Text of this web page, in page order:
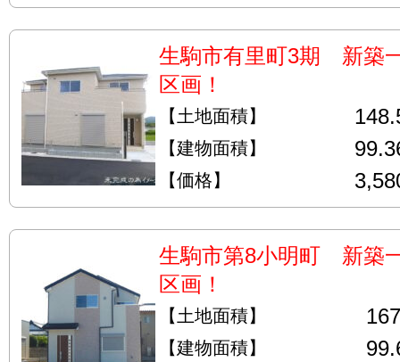
生駒市有里町3期 新築
区画！
【土地面積】
【建物面積】
【価格】
生駒市第8小明町 新築
区画！
【土地面積】
【建物面積】